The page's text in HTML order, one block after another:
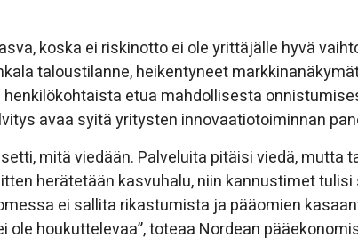
koska ei riskinotto ei ole yrittäjälle hyvä
taloustilanne, heikentyneet
etua mahdollisesta
avaa syitä yritysten innovaatiotoiminnan
mitä viedään. Palveluita pitäisi viedä, mutta
herätetään kasvuhalu, niin kannustimet tulisi
ei sallita rikastumista ja pääomien
ole houkuttelevaa”, toteaa Nordean